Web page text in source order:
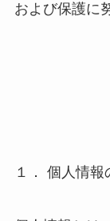
および保護に
１． 個人情報